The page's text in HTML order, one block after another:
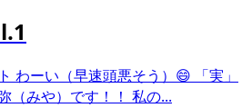
わーい（早速頭悪そう）😄 「実」
（みや）です！！ 私の...